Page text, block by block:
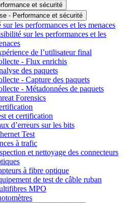
et sécurité
- Performance et sécurité
les performances et les menaces
sur les performances et les
de l’utilisateur final
- Flux enrichis
des paquets
- Capture des paquets
- Métadonnées de paquets
Forensics
et certification
d’erreurs sur les bits
Test
à trafic
et nettoyage des connecteurs
à fibre optique
de test de câble ruban
MPO